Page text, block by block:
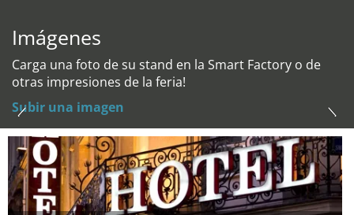
Imágenes
Carga una foto de su stand en la Smart Factory o de
otras impresiones de la feria!
Subir una imagen